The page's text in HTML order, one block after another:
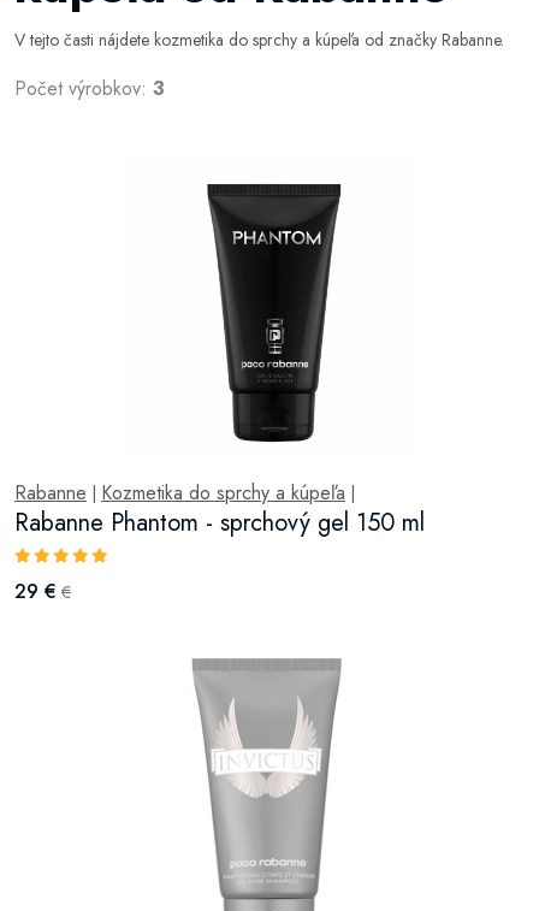
V tejto časti nájdete kozmetika do sprchy a kúpeľa od značky Rabanne.
Počet výrobkov: 3
Rabanne Kozmetika do sprchy a kúpeľa
Rabanne Phantom - sprchový gel 150 ml
29 € €